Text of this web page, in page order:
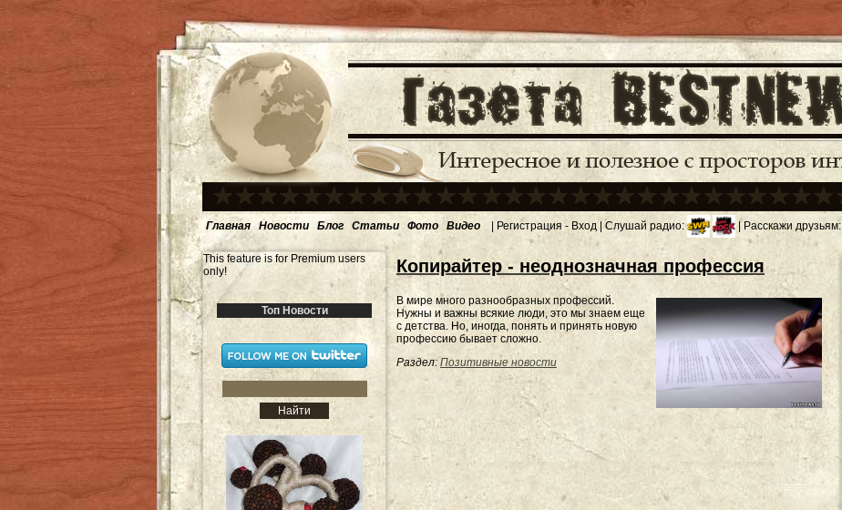
Главная Новости Блог Статьи Фото Видео | Регистрация - Вход | Слушай радио: | Расскажи друзьям:
This feature is for Premium users
only!
Топ Новости
Копирайтер - неоднозначная профессия
В мире много разнообразных профессий.
Нужны и важны всякие люди, это мы знаем еще
с детства. Но, иногда, понять и принять новую
профессию бывает сложно.
Раздел: Позитивные новости